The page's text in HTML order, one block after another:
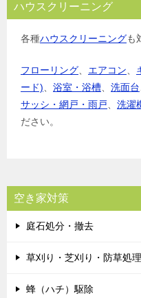
ハウスクリーニング
各種ハウスクリーニングも
フローリング、 エアコン、
ード)、 浴室・浴槽、 洗面台
サッシ・網戸・雨戸、 洗濯
ださい。
空き家対策
庭石処分・撤去
草刈り・芝刈り・防草処理
蜂（ハチ）駆除